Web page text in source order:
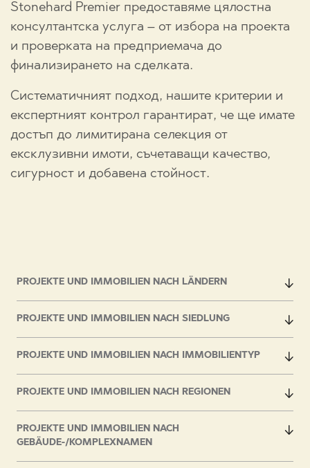
Stonehard Premier предоставяме цялостна
консултантска услуга – от избора на проекта
и проверката на предприемача до
финализирането на сделката.
Систематичният подход, нашите критерии и
експертният контрол гарантират, че ще имате
достъп до лимитирана селекция от
ексклузивни имоти, съчетаващи качество,
сигурност и добавена стойност.
PROJEKTE UND IMMOBILIEN NACH LÄNDERN
PROJEKTE UND IMMOBILIEN NACH SIEDLUNG
PROJEKTE UND IMMOBILIEN NACH IMMOBILIENTYP
PROJEKTE UND IMMOBILIEN NACH REGIONEN
PROJEKTE UND IMMOBILIEN NACH
GEBÄUDE-/KOMPLEXNAMEN